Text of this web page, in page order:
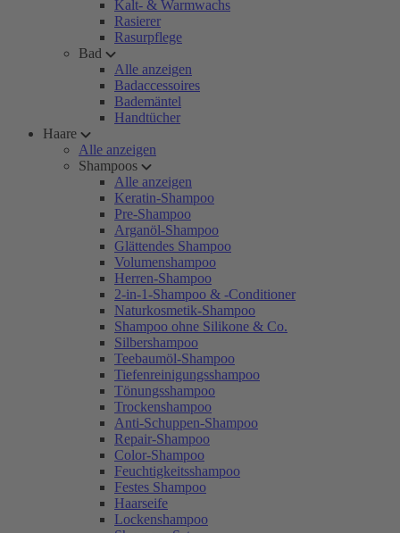
Kalt- & Warmwachs
Rasierer
Rasurpflege
Bad
Alle anzeigen
Badaccessoires
Bademäntel
Handtücher
Haare
Alle anzeigen
Shampoos
Alle anzeigen
Keratin-Shampoo
Pre-Shampoo
Arganöl-Shampoo
Glättendes Shampoo
Volumenshampoo
Herren-Shampoo
2-in-1-Shampoo & -Conditioner
Naturkosmetik-Shampoo
Shampoo ohne Silikone & Co.
Silbershampoo
Teebaumöl-Shampoo
Tiefenreinigungsshampoo
Tönungsshampoo
Trockenshampoo
Anti-Schuppen-Shampoo
Repair-Shampoo
Color-Shampoo
Feuchtigkeitsshampoo
Festes Shampoo
Haarseife
Lockenshampoo